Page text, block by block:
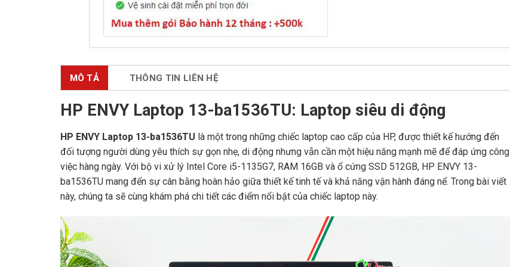
MÔ TẢ THÔNG TIN LIÊN HỆ
HP ENVY Laptop 13-ba1536TU: Laptop siêu di động
HP ENVY Laptop 13-ba1536TU là một trong những chiếc laptop cao cấp của HP, được thiết kế hướng đến
đối tượng người dùng yêu thích sự gọn nhẹ, di động nhưng vẫn cần một hiệu năng mạnh mẽ để đáp ứng công
việc hàng ngày. Với bộ vi xử lý Intel Core i5-1135G7, RAM 16GB và ổ cứng SSD 512GB, HP ENVY 13-
ba1536TU mang đến sự cân bằng hoàn hảo giữa thiết kế tinh tế và khả năng vận hành đáng nể. Trong bài viết
này, chúng ta sẽ cùng khám phá chi tiết các điểm nổi bật của chiếc laptop này.